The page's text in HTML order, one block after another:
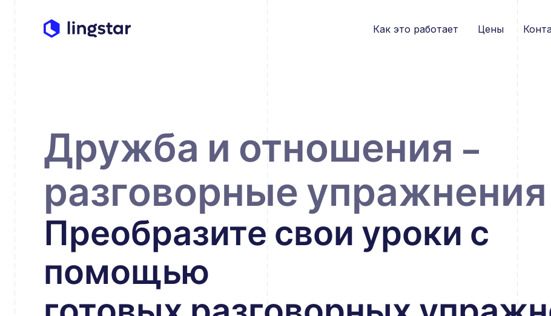
Как это работает Цены
Дружба и отношения –
разговорные упражнения
Преобразите свои уроки с
помощью